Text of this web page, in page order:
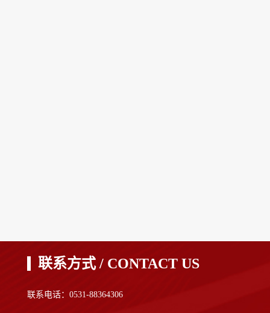
联系方式 / CONTACT US
联系电话：0531-88364306